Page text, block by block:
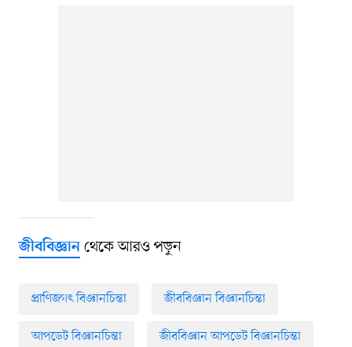
জীববিজ্ঞানথেকে আরও পড়ুন
প্রাণিজগৎ বিজ্ঞানচিন্তা জীববিজ্ঞান বিজ্ঞানচিন্তা
আপডেট বিজ্ঞানচিন্তা জীববিজ্ঞান আপডেট বিজ্ঞানচিন্তা